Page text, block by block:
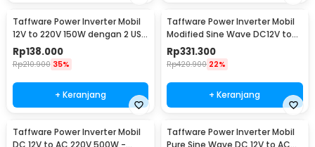
Taffware Power Inverter Mobil
12V to 220V 150W dengan 2 USB
Port - PI-150W
Rp138.000
Rp210.900 35%
+ Keranjang
Taffware Power Inverter Mobil
Modified Sine Wave DC12V to
AC220V 2000W - ZX-2000E
Rp331.300
Rp420.900 22%
+ Keranjang
Taffware Power Inverter Mobil
DC 12V to AC 220V 500W -
Taffware Power Inverter Mobil
Pure Sine Wave DC 12V to AC